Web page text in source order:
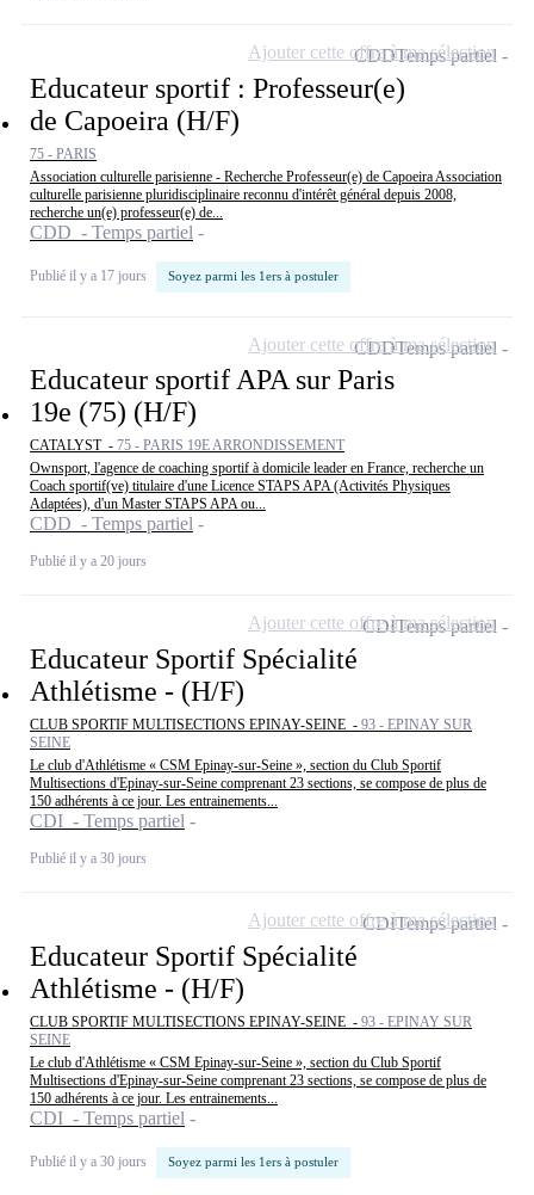
Educateur sportif : Professeur(e)
de Capoeira (H/F)
75 - PARIS
Association culturelle parisienne - Recherche Professeur(e) de Capoeira Association
culturelle parisienne pluridisciplinaire reconnu d'intérêt général depuis 2008,
recherche un(e) professeur(e) de...
CDD - Temps partiel
Publié il y a 17 jours Soyez parmi les 1ers à postuler
CDDTemps partiel
Ajouter cette offre à ma sélection
Educateur sportif APA sur Paris
19e (75) (H/F)
CATALYST - 75 - PARIS 19E ARRONDISSEMENT
Ownsport, l'agence de coaching sportif à domicile leader en France, recherche un
Coach sportif(ve) titulaire d'une Licence STAPS APA (Activités Physiques
Adaptées), d'un Master STAPS APA ou...
CDD - Temps partiel
Publié il y a 20 jours
CDDTemps partiel
Ajouter cette offre à ma sélection
Educateur Sportif Spécialité
Athlétisme - (H/F)
CLUB SPORTIF MULTISECTIONS EPINAY-SEINE - 93 - EPINAY SUR
SEINE
Le club d'Athlétisme « CSM Epinay-sur-Seine », section du Club Sportif
Multisections d'Epinay-sur-Seine comprenant 23 sections, se compose de plus de
150 adhérents à ce jour. Les entrainements...
CDI - Temps partiel
Publié il y a 30 jours
CDITemps partiel
Ajouter cette offre à ma sélection
Educateur Sportif Spécialité
Athlétisme - (H/F)
CLUB SPORTIF MULTISECTIONS EPINAY-SEINE - 93 - EPINAY SUR
SEINE
Le club d'Athlétisme « CSM Epinay-sur-Seine », section du Club Sportif
Multisections d'Epinay-sur-Seine comprenant 23 sections, se compose de plus de
150 adhérents à ce jour. Les entrainements...
CDI - Temps partiel
Publié il y a 30 jours Soyez parmi les 1ers à postuler
CDITemps partiel
Ajouter cette offre à ma sélection